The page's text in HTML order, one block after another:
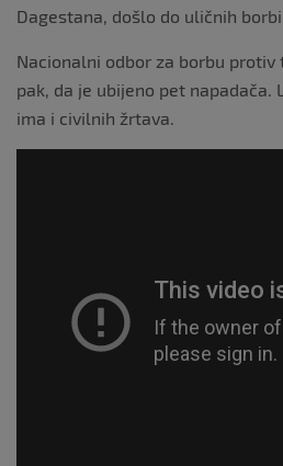
Dagestana, došlo do uličnih borbi.
Nacionalni odbor za borbu protiv
pak, da je ubijeno pet napadača.
ima i civilnih žrtava.